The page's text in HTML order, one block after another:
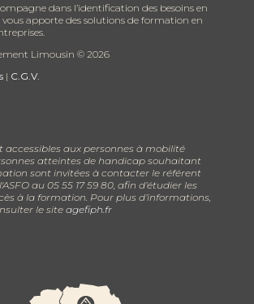
dans l’identification des besoins en
apporte des solutions de formation en
Limousin © 2026
| C.G.V.
accessibles aux personnes à mobilité
atteintes de handicap souhaitant
sont invitées à contacter le référent
au 05 55 17 59 80, afin d’étudier les
à la formation. Pour plus d’informations,
le site agefiph.fr